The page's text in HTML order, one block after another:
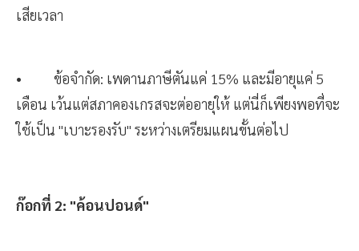
เสียเวลา
• ข้อจำกัด: เพดานภาษีตันแค่ 15% และมีอายุแค่ 5
เดือน เว้นแต่สภาคองเกรสจะต่ออายุให้ แต่นี่ก็เพียงพอที่จะ
ใช้เป็น "เบาะรองรับ" ระหว่างเตรียมแผนขั้นต่อไป
ก๊อกที่ 2: "ค้อนปอนด์"